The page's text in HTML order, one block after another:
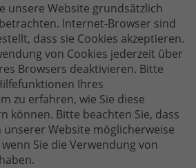
unsere Website grundsätzlich
Internet-Browser sind
dass sie Cookies akzeptieren.
von Cookies jederzeit über
Browsers deaktivieren. Bitte
Ihres
zu erfahren, wie Sie diese
können. Bitte beachten Sie, dass
unserer Website möglicherweise
Sie die Verwendung von